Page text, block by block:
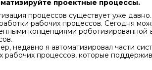
проектные процессы.
процессов существует уже
рабочих процессов. Сегодня
концепциями роботизированной
недавно я автоматизировал части
рабочих процессов, которые